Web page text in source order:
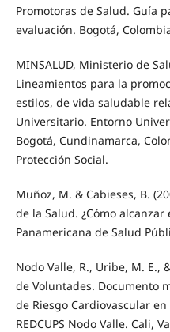
Promotoras de Salud. Guía
evaluación. Bogotá,
MINSALUD, Ministerio de
Lineamientos para la
estilos, de vida saludable
Universitario. Entorno
Bogotá, Cundinamarca,
Protección Social.
Muñoz, M. & Cabieses, B.
de la Salud. ¿Cómo
Panamericana de Salud
Nodo Valle, R., Uribe, M. E.,
de Voluntades. Documento
de Riesgo Cardiovascular
REDCUPS Nodo Valle. Cali,